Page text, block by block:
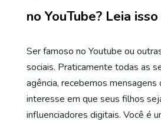
no YouTube? Leia
Ser famoso no Youtube ou
sociais. Praticamente todas as
agência, recebemos
interesse em que seus filhos
influenciadores digitais. Você é